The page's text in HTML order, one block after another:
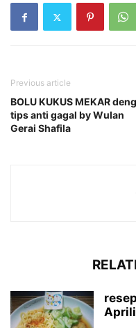
Previous article
BOLU KUKUS MEKAR
tips anti gagal by Wulan
Gerai Shafila